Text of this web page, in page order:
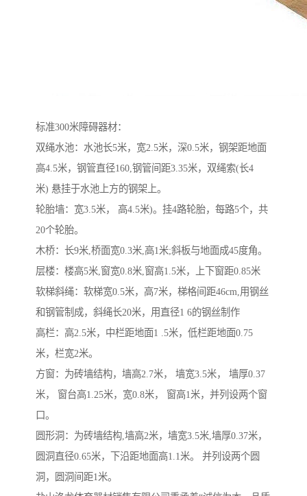
标准300米障碍器材：
双绳水池：水池长5米，宽2.5米，深0.5米，钢架距地面
高4.5米，钢管直径160,钢管间距3.35米，双绳索(长4
米) 悬挂于水池上方的钢架上。
轮胎墙：宽3.5米， 高4.5米)。挂4路轮胎，每路5个，共
20个轮胎。
木桥：长9米,桥面宽0.3米,高1米;斜板与地面成45度角。
层楼：楼高5米,窗宽0.8米,窗高1.5米，上下窗距0.85米
软梯斜绳：软梯宽0.5米，高7米，梯格间距46cm,用钢丝
和钢管制成，斜绳长20米，用直径1 6的钢丝制作
高栏：高2.5米，中栏距地面1 .5米，低栏距地面0.75
米，栏宽2米。
方窗：为砖墙结构，墙高2.7米， 墙宽3.5米， 墙厚0.37
米， 窗台高1.25米，宽0.8米， 窗高1米，并列设两个窗
口。
圆形洞：为砖墙结构,墙高2米，墙宽3.5米,墙厚0.37米，
圆洞直径0.65米，下沿距地面高1.1米。 并列设两个圆
洞，圆洞间距1米。